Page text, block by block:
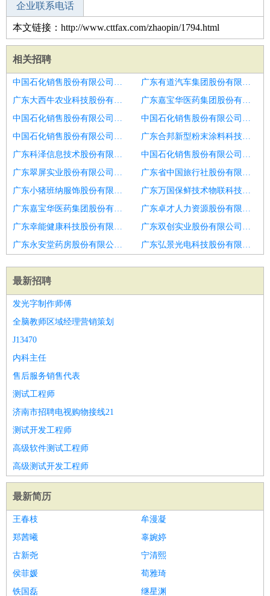
企业联系电话
本文链接：http://www.cttfax.com/zhaopin/1794.html
相关招聘
中国石化销售股份有限公司广东深圳东方加油站招聘发型师
广东有道汽车集团股份有限公司湛江分公司招聘发型师
广东大西牛农业科技股份有限公司招聘发型师
广东嘉宝华医药集团股份有限公司侨岭分店招聘发型师
中国石化销售股份有限公司广东汕头澄海南砂加油站招聘高级发型师
中国石化销售股份有限公司广东云浮罗定平南加油站招聘发型师
中国石化销售股份有限公司广东河源龙川涧洞加油站招聘发型师
广东合邦新型粉末涂料科技股份有限公司招聘发型师
广东科泽信息技术股份有限公司招聘发型师
中国石化销售股份有限公司广东江门新会白庙加油站招聘发型师
广东翠屏实业股份有限公司帽子峰林场招聘发型师
广东省中国旅行社股份有限公司沿江中路门市部招聘发型师
广东小猪班纳服饰股份有限公司光明分公司招聘发型师
广东万国保鲜技术物联科技股份有限公司招聘发型师
广东嘉宝华医药集团股份有限公司海湾花园分店招聘淄博市招聘发型师6
广东卓才人力资源股份有限公司韶关分公司招聘发型师
广东幸能健康科技股份有限公司招聘发型师
广东双创实业股份有限公司招聘发型师
广东永安堂药房股份有限公司华强801分店招聘发型师
广东弘景光电科技股份有限公司深圳分公司招聘发型师
最新招聘
发光字制作师傅
全脑教师区域经理营销策划
J13470
内科主任
售后服务销售代表
测试工程师
济南市招聘电视购物接线21
测试开发工程师
高级软件测试工程师
高级测试开发工程师
最新简历
王春枝
牟漫凝
郑茜曦
辜婉婷
古新尧
宁清熙
侯菲媛
荀雅琦
铁国磊
继星渊